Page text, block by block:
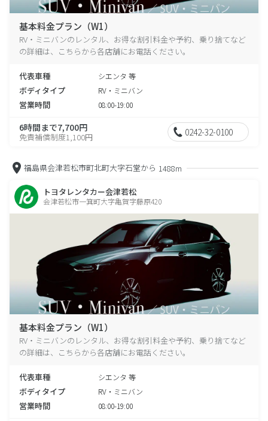
基本料金プラン（W1）
RV・ミニバンのレンタル、お得な割引料金や予約、乗り捨てなど
の詳細は、こちらから各店舗にお電話ください。
代表車種 シエンタ 等
ボディタイプ RV・ミニバン
営業時間 08:00-19:00
6時間まで7,700円
免責補償制度1,100円 0242-32-0100
福島県会津若松市町北町大字石堂から 1488m
トヨタレンタカー会津若松
会津若松市一箕町大字亀賀字藤原420
基本料金プラン（W1）
RV・ミニバンのレンタル、お得な割引料金や予約、乗り捨てなど
の詳細は、こちらから各店舗にお電話ください。
代表車種 シエンタ 等
ボディタイプ RV・ミニバン
営業時間 08:00-19:00